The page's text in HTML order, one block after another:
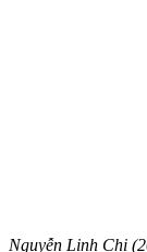
Nguyễn Linh Chi